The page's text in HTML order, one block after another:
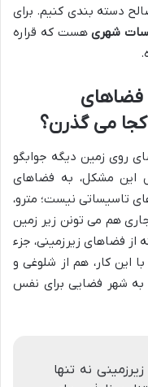
دسته بندی کنیم. برای
شهریهست که قراره
فضاهای
کجا می گذرن؟
روی زمین دیگه جوابگو
این مشکل، به فضاهای
تاسیساتی نیست؛ مترو،
هم می تونن زیر زمین
از فضاهای زیرزمینی، جزء
این کار، هم از شلوغی و
شهر فضایی برای نفس
نه تنها